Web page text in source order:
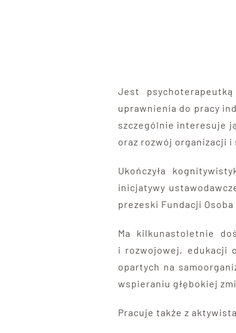
Jest
uprawnienia do pracy
szczególnie interesuje
oraz rozwój organizacji i
Ukończyła
inicjatywy
prezeski Fundacji
Ma kilkunastoletnie
i rozwojowej, edukacji
opartych na
wspieraniu głębokiej
Pracuje także z